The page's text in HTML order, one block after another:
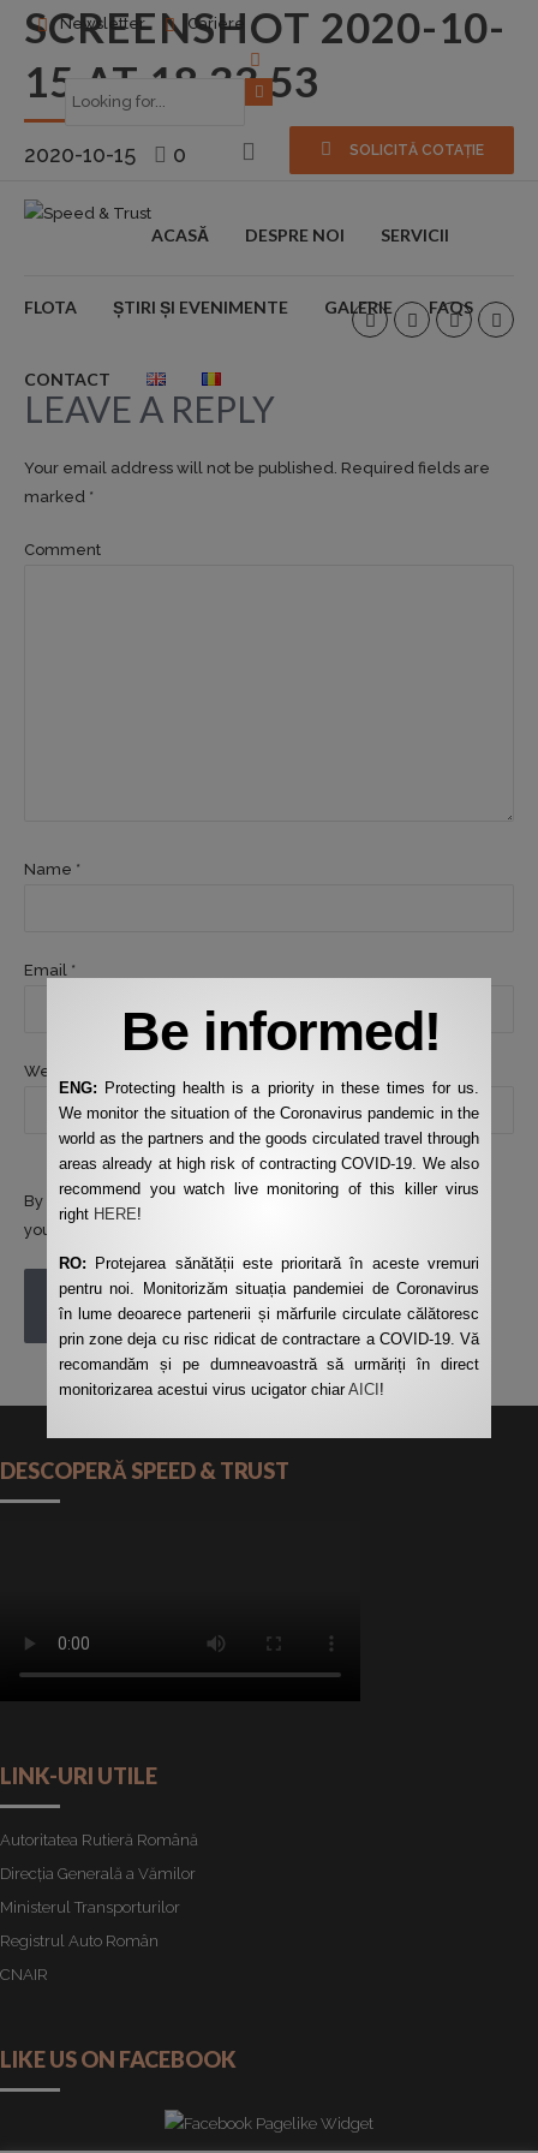
Newsletter Cariere
SOLICITĂ COTAȚIE
ACASĂ DESPRE NOI SERVICII
FLOTA ȘTIRI ȘI EVENIMENTE GALERIE FAQS
CONTACT
SCREENSHOT 2020-10-
15 AT 18.33.53
2020-10-15 0
LEAVE A REPLY
Your email address will not be published. Required fields are
marked *
Comment
Name *
Email *
Website
By using this form you agree with the storage and handling of
your data by this website.
POST COMMENT
DESCOPERĂ SPEED & TRUST
LINK-URI UTILE
Autoritatea Rutieră Română
Direcția Generală a Vămilor
Ministerul Transporturilor
Registrul Auto Român
CNAIR
LIKE US ON FACEBOOK
Be informed!
ENG: Protecting health is a priority in these times for us.
We monitor the situation of the Coronavirus pandemic in the
world as the partners and the goods circulated travel through
areas already at high risk of contracting COVID-19. We also
recommend you watch live monitoring of this killer virus
right HERE!
RO: Protejarea sănătății este prioritară în aceste vremuri
pentru noi. Monitorizăm situația pandemiei de Coronavirus
în lume deoarece partenerii și mărfurile circulate călătoresc
prin zone deja cu risc ridicat de contractare a COVID-19. Vă
recomandăm și pe dumneavoastră să urmăriți în direct
monitorizarea acestui virus ucigator chiarAICI !